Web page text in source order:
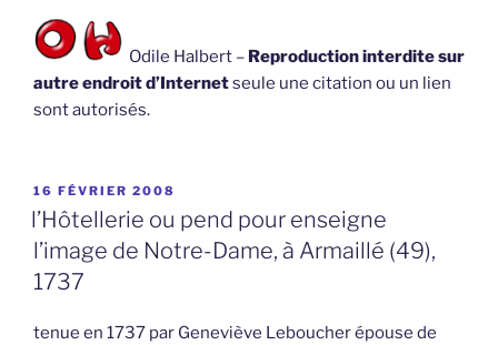
Odile Halbert – Reproduction interdite sur
autre endroit d’Internetseule une citation ou un lien
sont autorisés.
PUBLIÉ
LE
16 FÉVRIER 2008
l’Hôtellerie ou pend pour enseigne
l’image de Notre-Dame, à Armaillé (49),
1737
tenue en 1737 par Geneviève Leboucher épouse de